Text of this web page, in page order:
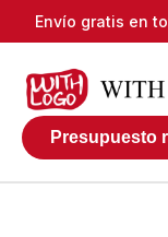
Envío gratis en
Presupuesto